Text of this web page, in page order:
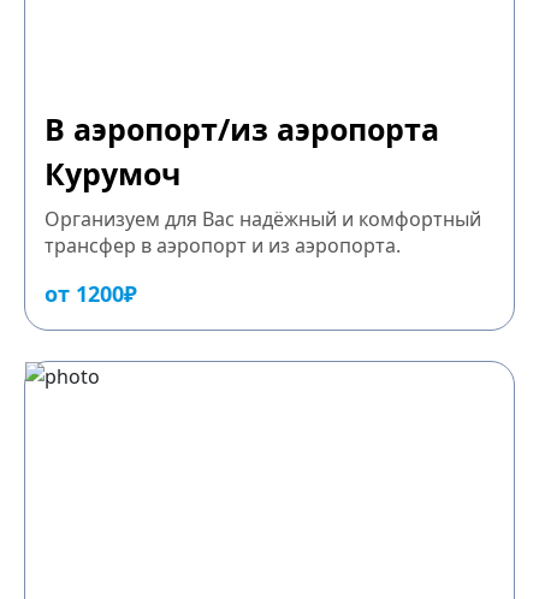
В аэропорт/из аэропорта
Курумоч
Организуем для Вас надёжный и комфортный
трансфер в аэропорт и из аэропорта.
от 1200₽